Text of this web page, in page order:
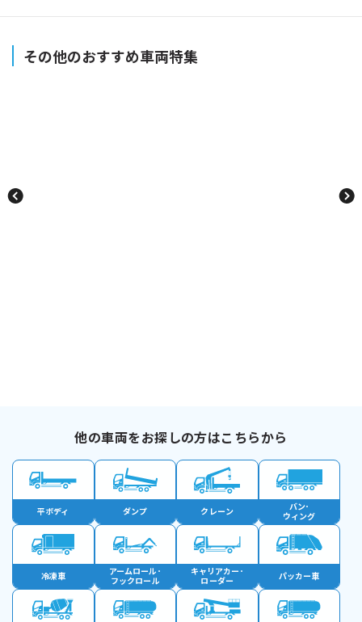
その他のおすすめ車両特集
他の車両をお探しの方はこちらから
平ボディ ダンプ クレーン
バン･
ウィング
冷凍車
アームロール･
フックロール
キャリアカー･
ローダー
パッカー車